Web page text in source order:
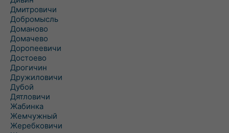
Дмитровичи
Добромысль
Доманово
Домачево
Доропеевичи
Достоево
Дрогичин
Дружиловичи
Дубой
Дятловичи
Жабинка
Жемчужный
Жеребковичи